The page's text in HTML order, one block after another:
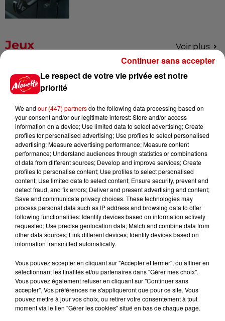
Jeux Voir plus
Gagnez vos places pour le
festival Marché Gourmand 2026
Le Duel - Gagnez vos entrées
pour l'un des zoos de nos
régions !
Destination Vacances - Gagnez
votre séjour en famille au cœur
de la...
Destination Vacances : inscrivez-
vous !
Le respect de votre vie privée est notre
priorité
We and our (447) partnersdo the following data processing based on
your consent and/or our legitimate interest: Store and/or access
information on a device; Use limited data to select advertising; Create
profiles for personalised advertising; Use profiles to select personalised
advertising; Measure advertising performance; Measure content
performance; Understand audiences through statistics or combinations
of data from different sources; Develop and improve services; Create
profiles to personalise content; Use profiles to select personalised
content; Use limited data to select content; Ensure security, prevent and
detect fraud, and fix errors; Deliver and present advertising and content;
Save and communicate privacy choices. These technologies may
process personal data such as IP address and browsing data to offer
following functionalities: Identify devices based on information actively
requested; Use precise geolocation data; Match and combine data from
other data sources; Link different devices; Identify devices based on
information transmitted automatically.
Vous pouvez accepter en cliquant sur "Accepter et fermer", ou affiner en
sélectionnant les finalités et/ou partenaires dans "Gérer mes choix".
Vous pouvez également refuser en cliquant sur "Continuer sans
accepter". Vos préférences ne s'appliqueront que pour ce site. Vous
pouvez mettre à jour vos choix, ou retirer votre consentement à tout
moment via le lien "Gérer les cookies" situé en bas de chaque page.
Continuer sans accepter